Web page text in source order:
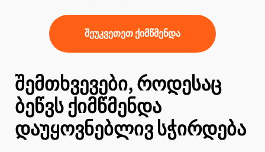
შეუკვეთეთ ქიმწმენდა
შემთხვევები, როდესაც
ბეწვს ქიმწმენდა
დაუყოვნებლივ სჭირდება